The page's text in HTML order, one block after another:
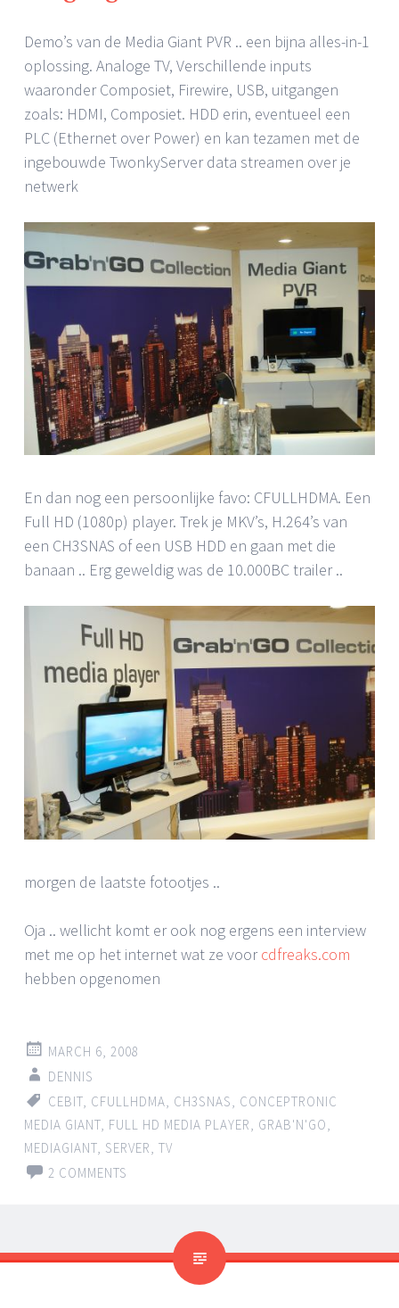
Demo’s van de Media Giant PVR .. een bijna alles-in-1
oplossing. Analoge TV, Verschillende inputs
waaronder Composiet, Firewire, USB, uitgangen
zoals: HDMI, Composiet. HDD erin, eventueel een
PLC (Ethernet over Power) en kan tezamen met de
ingebouwde TwonkyServer data streamen over je
netwerk
En dan nog een persoonlijke favo: CFULLHDMA. Een
Full HD (1080p) player. Trek je MKV’s, H.264’s van
een CH3SNAS of een USB HDD en gaan met die
banaan .. Erg geweldig was de 10.000BC trailer ..
morgen de laatste fotootjes ..
Oja .. wellicht komt er ook nog ergens een interview
met me op het internet wat ze voorcdfreaks.com
hebben opgenomen
MARCH 6, 2008
DENNIS
CEBIT, CFULLHDMA, CH3SNAS, CONCEPTRONIC
MEDIA GIANT, FULL HD MEDIA PLAYER, GRAB'N'GO,
MEDIAGIANT, SERVER, TV
2 COMMENTS